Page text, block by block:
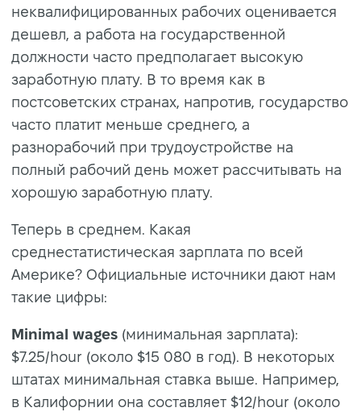
неквалифицированных рабочих оценивается
дешевл, а работа на государственной
должности часто предполагает высокую
заработную плату. В то время как в
постсоветских странах, напротив, государство
часто платит меньше среднего, а
разнорабочий при трудоустройстве на
полный рабочий день может рассчитывать на
хорошую заработную плату.
Теперь в среднем. Какая
среднестатистическая зарплата по всей
Америке? Официальные источники дают нам
такие цифры:
Minimal wages (минимальная зарплата):
$7.25/hour (около $15 080 в год). В некоторых
штатах минимальная ставка выше. Например,
в Калифорнии она составляет $12/hour (около